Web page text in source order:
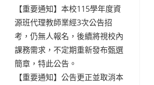
【重要通知】本校115學年度資
源班代理教師業經3次公告招
考，仍無人報名，後續將視校內
課務需求，不定期重新發布甄選
簡章，特此公告。
【重要通知】公告更正並取消本